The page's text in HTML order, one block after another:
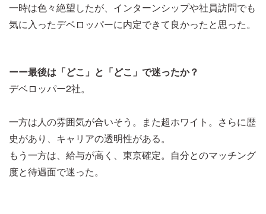
一時は色々絶望したが、インターンシップや社員訪問でも
気に入ったデベロッパーに内定できて良かったと思った。
ーー最後は「どこ」と「どこ」で迷ったか？
デベロッパー2社。
一方は人の雰囲気が合いそう。また超ホワイト。さらに歴
史があり、キャリアの透明性がある。
もう一方は、給与が高く、東京確定。自分とのマッチング
度と待遇面で迷った。